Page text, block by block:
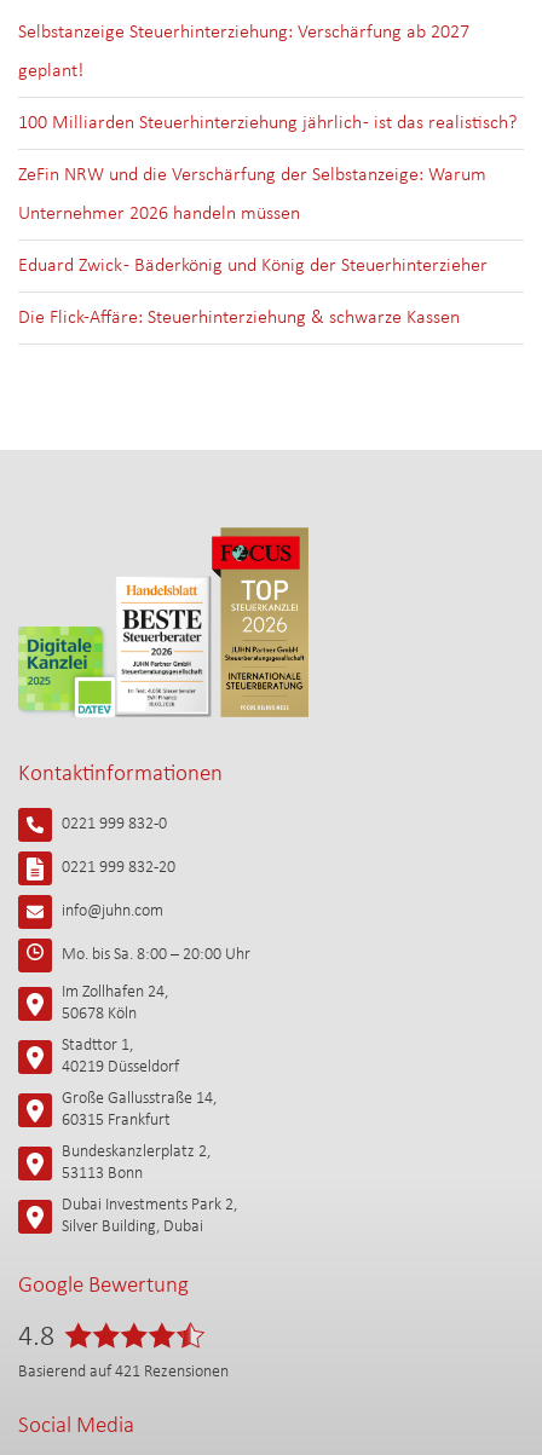
Selbstanzeige Steuerhinterziehung: Verschärfung ab 2027
geplant!
100 Milliarden Steuerhinterziehung jährlich - ist das realistisch?
ZeFin NRW und die Verschärfung der Selbstanzeige: Warum
Unternehmer 2026 handeln müssen
Eduard Zwick - Bäderkönig und König der Steuerhinterzieher
Die Flick-Affäre: Steuerhinterziehung & schwarze Kassen
Kontaktinformationen
0221 999 832-0
0221 999 832-20
info@juhn.com
Mo. bis Sa. 8:00 – 20:00 Uhr
Im Zollhafen 24,
50678 Köln
Stadttor 1,
40219 Düsseldorf
Große Gallusstraße 14,
60315 Frankfurt
Bundeskanzlerplatz 2,
53113 Bonn
Dubai Investments Park 2,
Silver Building, Dubai
Google Bewertung
4.8
Basierend auf 421 Rezensionen
Social Media